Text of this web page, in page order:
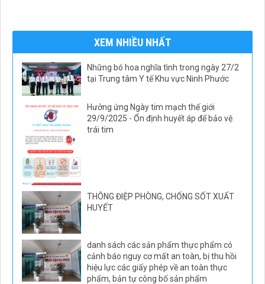
XEM NHIỀU NHẤT
Những bó hoa nghĩa tình trong ngày 27/2
tại Trung tâm Y tế Khu vực Ninh Phước
Hưởng ứng Ngày tim mạch thế giới
29/9/2025 - Ổn định huyết áp để bảo vệ
trái tim
THÔNG ĐIỆP PHÒNG, CHỐNG SỐT XUẤT
HUYẾT
danh sách các sản phẩm thực phẩm có
cảnh báo nguy cơ mất an toàn, bị thu hồi
hiệu lực các giấy phép về an toàn thực
phẩm, bản tự công bố sản phẩm